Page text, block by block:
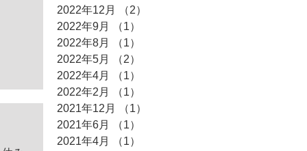
2022年12月
（2）
2022年9月
（1）
2022年8月
（1）
2022年5月
（2）
2022年4月
（1）
2022年2月
（1）
2021年12月
（1）
2021年6月
（1）
2021年4月
（1）